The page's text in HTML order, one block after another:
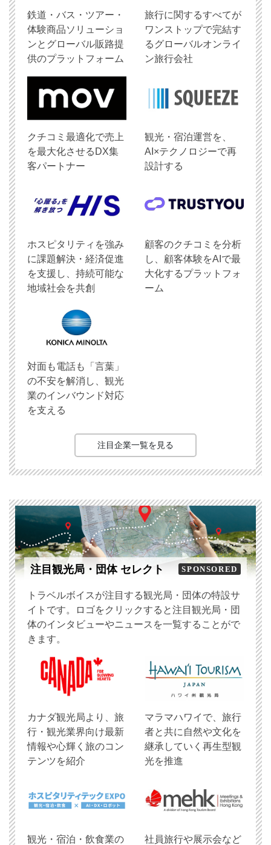
鉄道・バス・ツアー・
体験商品ソリューショ
ンとグローバル販路提
供のプラットフォーム
旅行に関するすべてが
ワンストップで完結す
るグローバルオンライ
ン旅行会社
クチコミ最適化で売上
を最大化させるDX集
客パートナー
観光・宿泊運営を、
AI×テクノロジーで再
設計する
ホスピタリティを強み
に課題解決・経済促進
を支援し、持続可能な
地域社会を共創
顧客のクチコミを分析
し、顧客体験をAIで最
大化するプラットフォ
ーム
対面も電話も「言葉」
の不安を解消し、観光
業のインバウンド対応
を支える
注目企業一覧を見る
注目観光局・団体 セレクト SPONSORED
トラベルボイスが注目する観光局・団体の特設サ
イトです。ロゴをクリックすると注目観光局・団
体のインタビューやニュースを一覧することがで
きます。
​カナダ観光局より、旅
行・観光業界向け最新
情報や心輝く旅のコン
テンツを紹介
マラマハワイで、旅行
者と共に自然や文化を
継承していく再生型観
光を推進
観光・宿泊・飲食業の
社員旅行や展示会など